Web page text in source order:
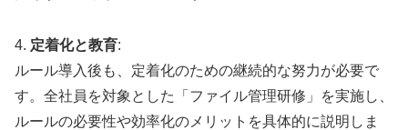
4. 定着化と教育:
ルール導入後も、定着化のための継続的な努力が必要で
す。全社員を対象とした「ファイル管理研修」を実施し、
ルールの必要性や効率化のメリットを具体的に説明しま